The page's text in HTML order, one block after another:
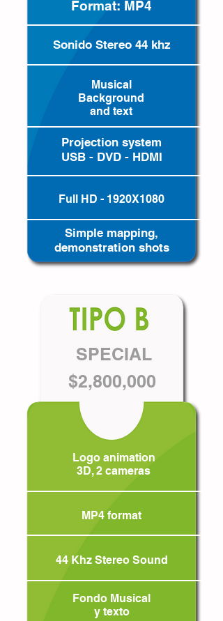
SPECIAL
$2,800,000
Logo animation
3D, 2 cameras
Format: MP4
MP4 format
Sonido Stereo 44 khz
44 Khz Stereo Sound
Musical
Background
and text
Projection system
USB - DVD - HDMI
Full HD - 1920X1080
Simple mapping,
demonstration shots
Fondo Musical
y texto